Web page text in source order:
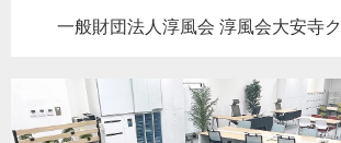
一般財団法人淳風会 淳風会大安寺